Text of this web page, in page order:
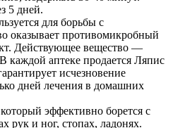
5 дней.
для борьбы с
оказывает противомикробный
Действующее вещество —
каждой аптеке продается Ляпис
исчезновение
дней лечения в домашних
эффективно борется с
рук и ног, стопах, ладонях.